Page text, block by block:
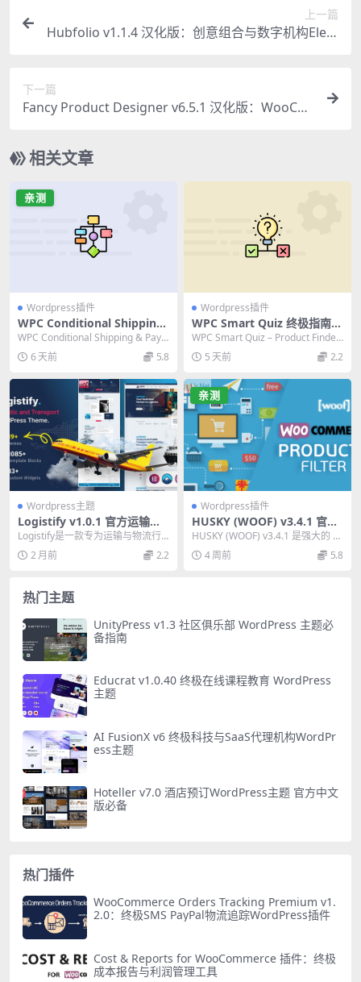
上一篇
Hubfolio v1.1.4 汉化版：创意组合与数字机构Elem
下一篇
Fancy Product Designer v6.5.1 汉化版：WooCo
相关文章
亲测
Wordpress插件
WPC Conditional Shipping
& Payments 专业版：WooC
ommerce 条件配送与支付插
件完整指南
WPC Conditional Shipping & Pay
ments ...
6 天前 5.8
Wordpress插件
WPC Smart Quiz 终极指南：
WooCommerce 高级产品查
找器插件完整评测
WPC Smart Quiz – Product Finder
for WooC...
5 天前 2.2
Wordpress主题
Logistify v1.0.1 官方运输与
物流WordPress主题汉化版
Logistify是一款专为运输与物流行
业设计的WordPress主题，具有现
代...2 月前 2.2
亲测
Wordpress插件
HUSKY (WOOF) v3.4.1 官方
版：WooCommerce产品过
滤器必备插件
HUSKY (WOOF) v3.4.1 是强大的 W
ooCommerce 产品过...
4 周前 5.8
热门主题
UnityPress v1.3 社区俱乐部 WordPress 主题必
备指南
Educrat v1.0.40 终极在线课程教育 WordPress
主题
AI FusionX v6 终极科技与SaaS代理机构WordPr
ess主题
Hoteller v7.0 酒店预订WordPress主题 官方中文
版必备
热门插件
WooCommerce Orders Tracking Premium v1.
2.0：终极SMS PayPal物流追踪WordPress插件
Cost & Reports for WooCommerce 插件：终极
成本报告与利润管理工具